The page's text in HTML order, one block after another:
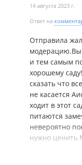
14 августа 2023 г.
Ответ на
Отправила
модерацию.Вы
и тем самым
хорошему
сказать что
не касается
ходит в этот
питаются
невероятно
нужно
и я очень